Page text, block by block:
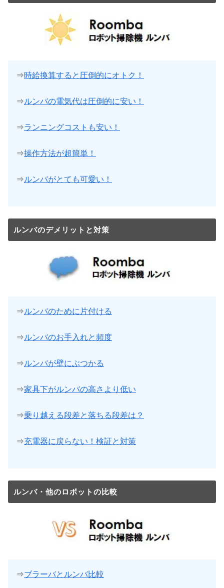
⇒時給換算すると圧倒的にオトク！
⇒ルンバの電気代は圧倒的に安い！
⇒ランニングコストも安い！
⇒操作方法が超簡単！
⇒ルンバがとても可愛い！
ルンバのデメリットと対策
⇒ルンバのために片付ける
⇒ルンバのお手入れと頻度
⇒ルンバが壁にぶつかる
⇒家具下がルンバの高さより低い
⇒乗り越える段差と落ちる段差は？
⇒充電器に戻らない！検証と対策
ルンバ・他のロボットの比較
⇒ブラーバとルンバ比較